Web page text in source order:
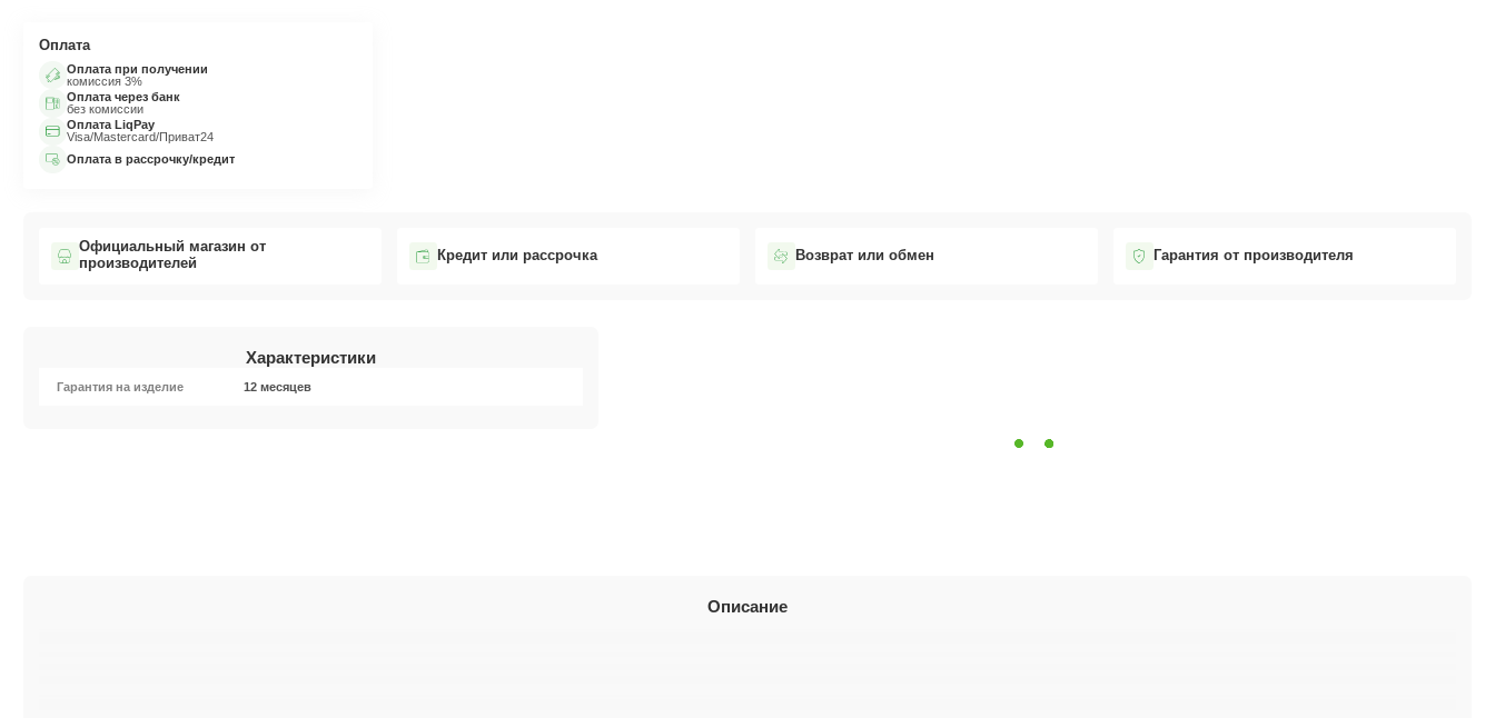
Оплата
Оплата при получении
комиссия 3%
Оплата через банк
без комиссии
Оплата LiqPay
Visa/Mastercard/Приват24
Оплата в рассрочку/кредит
Официальный магазин от
производителей
Кредит или рассрочка Возврат или обмен Гарантия от производителя
Характеристики
Гарантия на изделие 12 месяцев
Описание